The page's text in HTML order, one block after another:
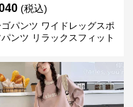
(税込)
ゴパンツ ワイドレッグスポ
ンツ リラックスフィット